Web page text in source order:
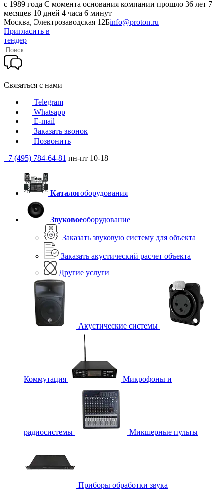
c 1989 года С момента основания компании прошло 36 лет 7
месяцев 10 дней 4 часа 6 минут
Москва, Электрозаводская 12Бinfo@proton.ru
Пригласить в
тендер
Связаться с нами
Telegram
Whatsapp
E-mail
Заказать звонок
Позвонить
+7 (495) 784-64-81 пн-пт 10-18
Каталогоборудования
Звуковоеоборудование
Заказать звуковую систему для объекта
Заказать акустический расчет объекта
Другие услуги
Акустические системы
Коммутация Микрофоны и
радиосистемы Микшерные пульты
Приборы обработки звука